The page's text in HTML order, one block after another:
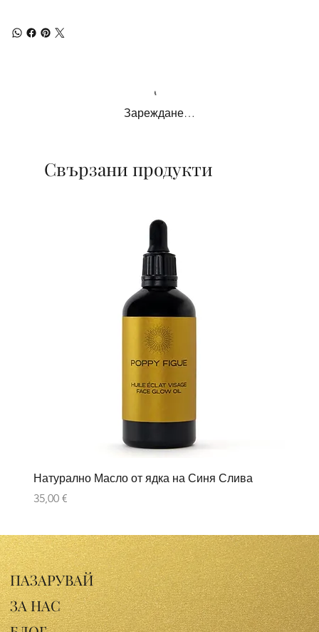
Зареждане…
Свързани продукти
Натурално Масло от ядка на Синя Слива
Цена
35,00 €
ПАЗАРУВАЙ
ЗА НАС